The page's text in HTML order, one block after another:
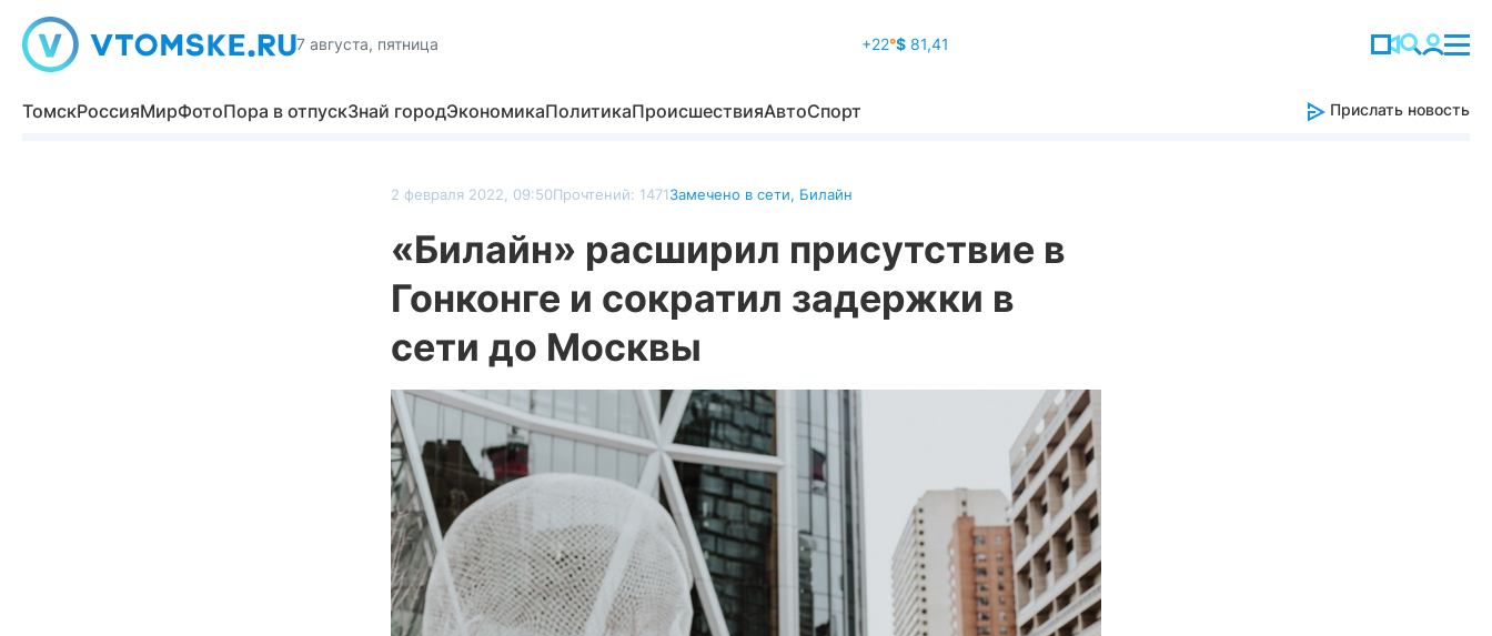
7 августа, пятница +22°$81,41
ТомскРоссияМирФотоПора в отпускЗнай городЭкономикаПолитикаПроисшествияАвтоСпорт Прислать новость
2 февраля 2022, 09:50Прочтений: 1471Замечено в сети, Билайн
«Билайн» расширил присутствие в
Гонконге и сократил задержки в
сети до Москвы